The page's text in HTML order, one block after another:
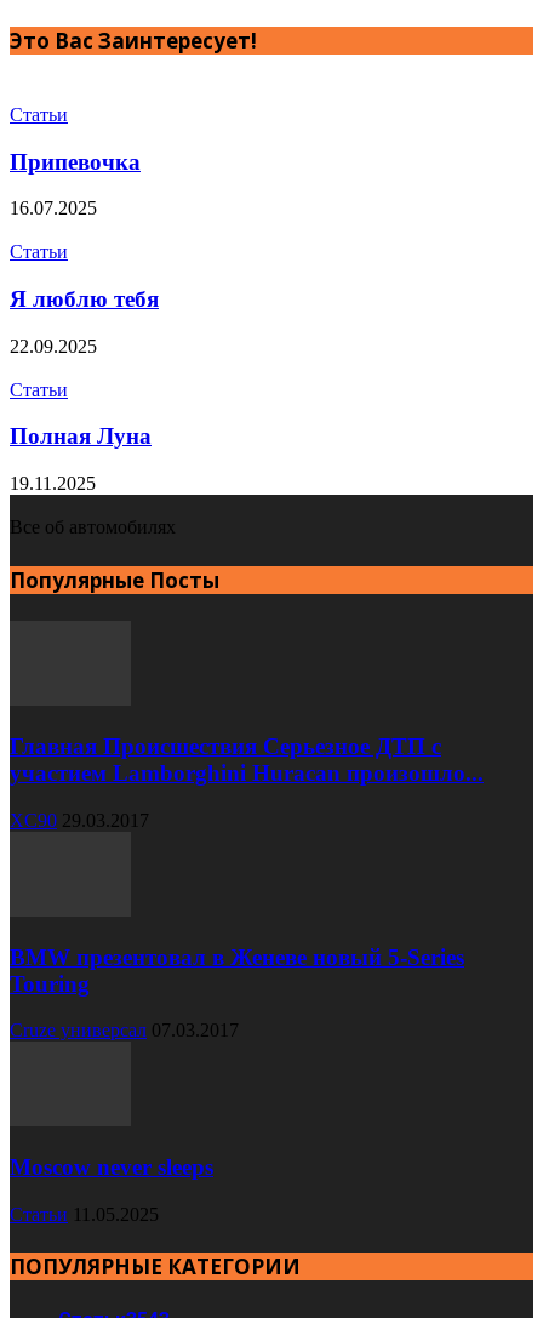
Это Вас Заинтересует!
Статьи
Припевочка
16.07.2025
Статьи
Я люблю тебя
22.09.2025
Статьи
Полная Луна
19.11.2025
Все об автомобилях
Популярные Посты
Главная Происшествия Серьезное ДТП с
участием Lamborghini Huracan произошло...
XC90 29.03.2017
BMW презентовал в Женеве новый 5-Series
Touring
Cruze универсал 07.03.2017
Moscow never sleeps
Статьи 11.05.2025
ПОПУЛЯРНЫЕ КАТЕГОРИИ